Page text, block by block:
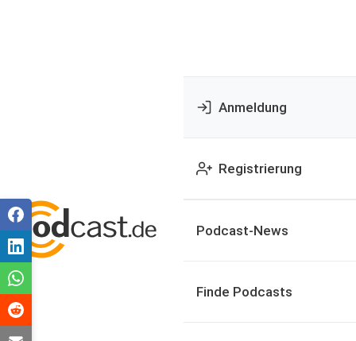
Anmeldung
Registrierung
Podcast-News
Finde Podcasts